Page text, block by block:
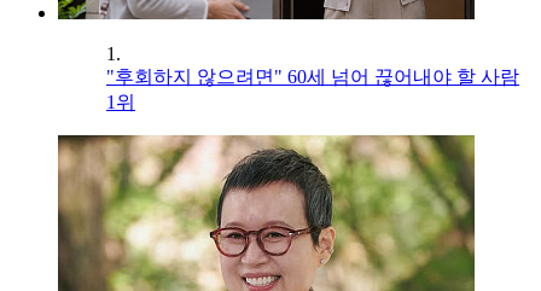
1.
"후회하지 않으려면" 60세 넘어 끊어내야 할 사람
1위